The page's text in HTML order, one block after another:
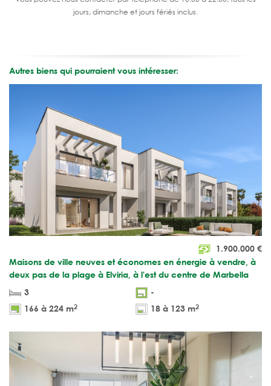
jours, dimanche et jours fériés inclus.
Autres biens qui pourraient vous intéresser:
1.900.000 €
Maisons de ville neuves et économes en énergie à vendre, à
deux pas de la plage à Elviria, à l'est du centre de Marbella
3
-
166 à 224 m2 18 à 123 m2